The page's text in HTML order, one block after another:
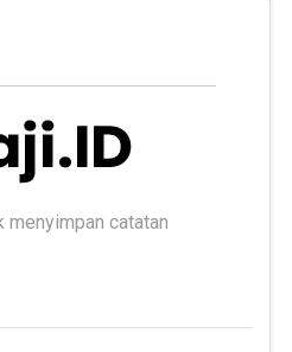
menyimpan catatan